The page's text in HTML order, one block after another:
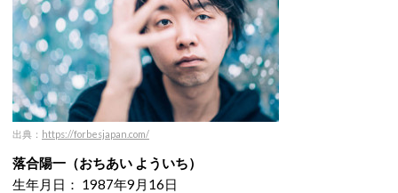
出典： https://forbesjapan.com/
落合陽一（おちあい よういち）
生年月日： 1987年9月16日